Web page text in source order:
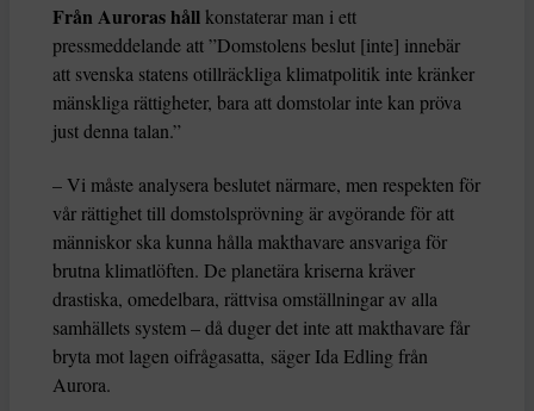
Från Auroras håll konstaterar man i ett
pressmeddelande att ”Domstolens beslut [inte] innebär
att svenska statens otillräckliga klimatpolitik inte kränker
mänskliga rättigheter, bara att domstolar inte kan pröva
just denna talan.”
– Vi måste analysera beslutet närmare, men respekten för
vår rättighet till domstolsprövning är avgörande för att
människor ska kunna hålla makthavare ansvariga för
brutna klimatlöften. De planetära kriserna kräver
drastiska, omedelbara, rättvisa omställningar av alla
samhällets system – då duger det inte att makthavare får
bryta mot lagen oifrågasatta, säger Ida Edling från
Aurora.